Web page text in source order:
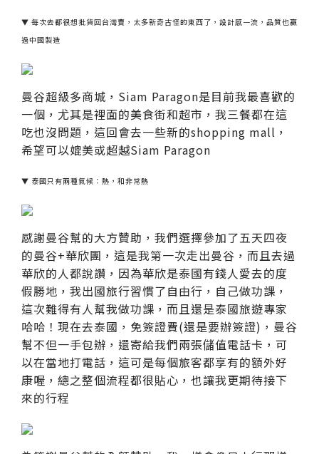
▼ 每次去都很想批貨回台灣賣，太多新奇古怪的東西了，設計感一流，品質也贏
過中國製造
曼谷超級多商城，Siam Paragon是目前我最喜歡的
一個，尤其是裡面的美食街和超市，我三餐都在這
吃也沒問題，這回會去一些新的shopping mall，
希望可以媲美或超越Siam Paragon
▼ 泰國只有兩種氣候：熱，和非常熱
感謝曼谷幫的大方贊助，我們選擇參加了五天四夜
的曼谷+華欣團，這是我第一次走出曼谷，而且去過
華欣的人都說讚，因為華欣是泰國有錢人愛去的度
假勝地，我出國旅行習慣了自由行，自己做功課，
這次難得有人幫我做功課，而且還是泰國旅遊專家
哈哈！現在去泰國，免簽證費(還是要辦簽證)，曼谷
幫不但一手包辦，還寄給我們兩張儲值電話卡，可
以在當地打電話，這可是每個旅客都享有的額外好
康喔，總之整個流程都很貼心，也讓我更期待接下
來的行程